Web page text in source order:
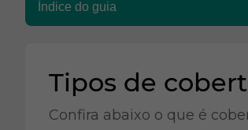
Tipos de
Confira abaixo o que é